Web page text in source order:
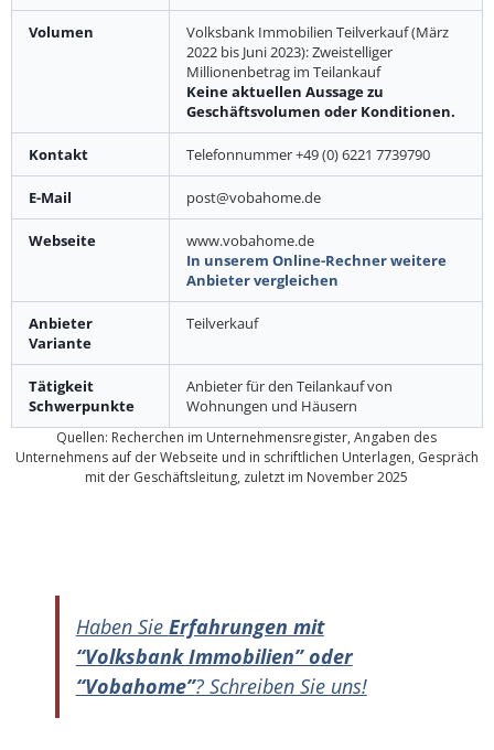
Quellen: Recherchen im Unternehmensregister, Angaben des
Unternehmens auf der Webseite und in schriftlichen Unterlagen, Gespräch
mit der Geschäftsleitung, zuletzt im November 2025
Volumen
Volksbank Immobilien Teilverkauf (März
2022 bis Juni 2023): Zweistelliger
Millionenbetrag im Teilankauf
Keine aktuellen Aussage zu
Geschäftsvolumen oder Konditionen.
Kontakt Telefonnummer +49 (0) 6221 7739790
E-Mail post@vobahome.de
Webseite
www.vobahome.de
In unserem Online-Rechner weitere
Anbieter vergleichen
Anbieter
Variante
Teilverkauf
Tätigkeit
Schwerpunkte
Anbieter für den Teilankauf von
Wohnungen und Häusern
Haben Sie Erfahrungen mit
“Volksbank Immobilien” oder
“Vobahome”? Schreiben Sie uns!